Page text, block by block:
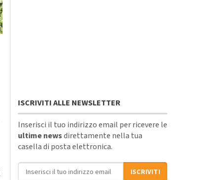
ISCRIVITI ALLE NEWSLETTER
Inserisci il tuo indirizzo email per ricevere le
ultime newsdirettamente nella tua
casella di posta elettronica.
Indirizzo email
ISCRIVITI